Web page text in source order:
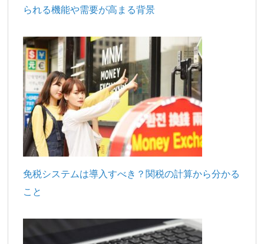
られる機能や需要が高まる背景
免税システムは導入すべき？関税の計算から分かる
こと